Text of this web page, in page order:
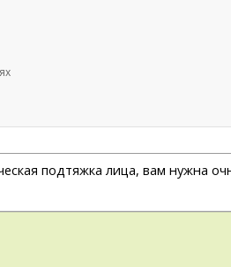
подтяжка лица, вам нужна